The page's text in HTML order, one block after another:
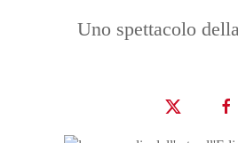
Uno spettacolo